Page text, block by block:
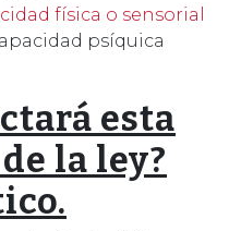
física o sensorial
psíquica
esta
la ley?